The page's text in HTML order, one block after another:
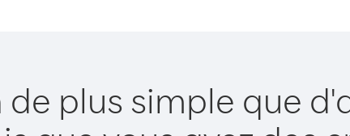
de plus simple que